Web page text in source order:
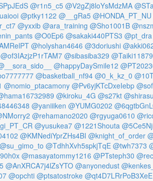
@r1n5_c5 @V2gZj8loYsMdzMA
@ptky1122 @__gRa5 @HONDA_PT_NU
@yxxib @ara_training @Sho1001B
@O0Ep6 @sakaki440PTS3 @pt_dra
@holyshan4646 @3doriushi
@of3IAzjzP1rTAM7 @sibasiba329
@happyDaySmile12
@basketball_nf94 @0_k_kz_0
@nomio_ptacamony @Pv6yjKTcDxeIebp
@kiroku_4G @s27kt
@yaniiiken @YUMG0202
@rehamano2020 @rgyuga0610
@yusukea7 @1221Shouta
@KMNediYprZHs4BI @knight_of_order
@su_gimo_to @TdhhXvh5spkjTqE @twh7373
@masayatommy1216 @PTsteph30
@AnXRCA7j4lZsYTO @anyonedust
@opchti @ptsatostroke @qt4D7LRrPoB3XeE